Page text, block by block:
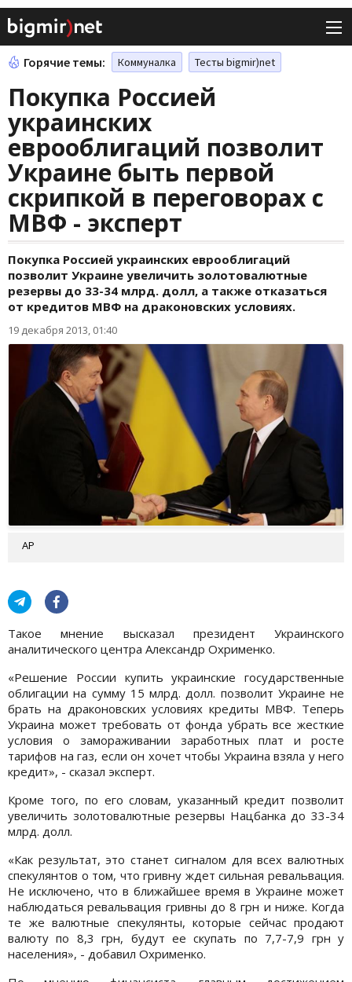
Горячие темы: Коммуналка Тесты bigmir)net
Покупка Россией
украинских
еврооблигаций позволит
Украине быть первой
скрипкой в переговорах с
МВФ - эксперт
Покупка Россией украинских еврооблигаций
позволит Украине увеличить золотовалютные
резервы до 33-34 млрд. долл, а также отказаться
от кредитов МВФ на драконовских условиях.
19 декабря 2013, 01:40
АР
Такое мнение высказал президент Украинского
аналитического центра Александр Охрименко.
«Решение России купить украинские государственные
облигации на сумму 15 млрд. долл. позволит Украине не
брать на драконовских условиях кредиты МВФ. Теперь
Украина может требовать от фонда убрать все жесткие
условия о замораживании заработных плат и росте
тарифов на газ, если он хочет чтобы Украина взяла у него
кредит», - сказал эксперт.
Кроме того, по его словам, указанный кредит позволит
увеличить золотовалютные резервы Нацбанка до 33-34
млрд. долл.
«Как результат, это станет сигналом для всех валютных
спекулянтов о том, что гривну ждет сильная ревальвация.
Не исключено, что в ближайшее время в Украине может
наблюдаться ревальвация гривны до 8 грн и ниже. Когда
те же валютные спекулянты, которые сейчас продают
валюту по 8,3 грн, будут ее скупать по 7,7-7,9 грн у
населения», - добавил Охрименко.